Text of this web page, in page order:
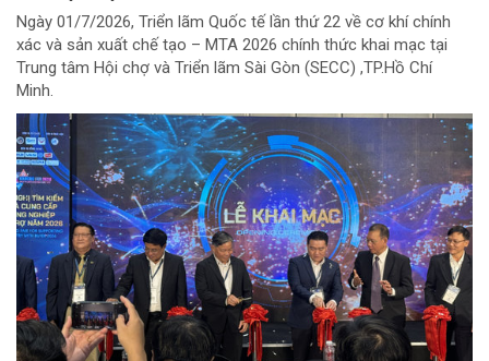
Ngày 01/7/2026, Triển lãm Quốc tế lần thứ 22 về cơ khí chính
xác và sản xuất chế tạo – MTA 2026 chính thức khai mạc tại
Trung tâm Hội chợ và Triển lãm Sài Gòn (SECC) ,TP.Hồ Chí
Minh.